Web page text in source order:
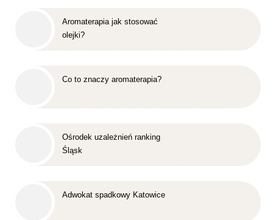
Aromaterapia jak stosować
olejki?
Co to znaczy aromaterapia?
Ośrodek uzależnień ranking
Śląsk
Adwokat spadkowy Katowice